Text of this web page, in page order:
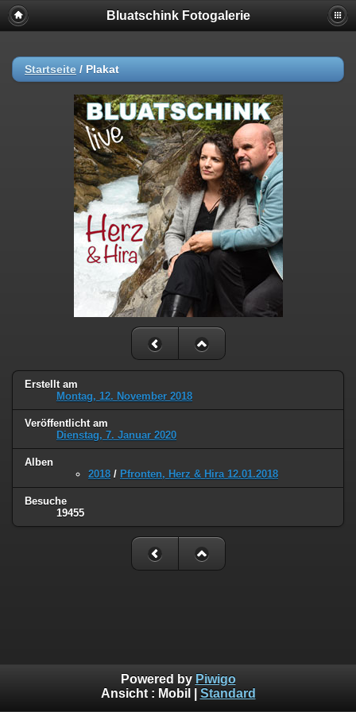
Bluatschink Fotogalerie
Startseite / Plakat
Erstellt am
Montag, 12. November 2018
Veröffentlicht am
Dienstag, 7. Januar 2020
Alben
2018 / Pfronten, Herz & Hira 12.01.2018
Besuche
19455
Powered by Piwigo
Ansicht : Mobil Standard